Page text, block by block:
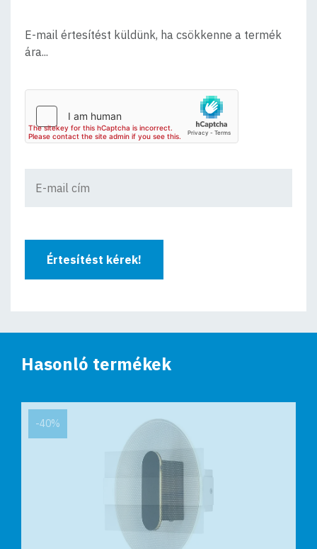
E-mail értesítést küldünk, ha csökkenne a termék
ára...
Értesítést kérek!
Hasonló termékek
-40%